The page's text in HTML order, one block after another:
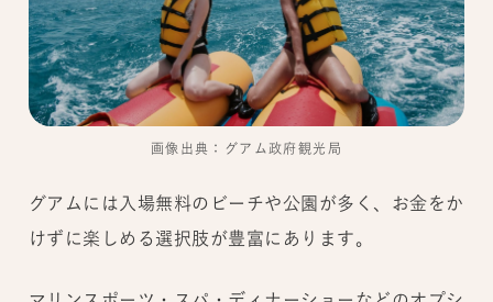
画像出典：グアム政府観光局
グアムには入場無料のビーチや公園が多く、お金をか
けずに楽しめる選択肢が豊富にあります。